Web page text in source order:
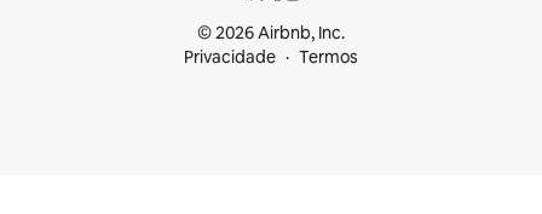
© 2026 Airbnb, Inc.
Privacidade
Termos